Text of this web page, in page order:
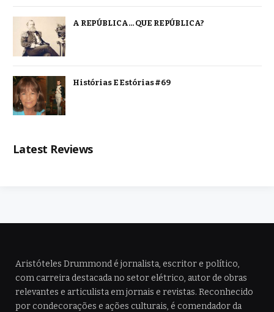
A REPÚBLICA… QUE REPÚBLICA?
Histórias E Estórias #69
Latest Reviews
Aristóteles Drummond é jornalista, escritor e político,
com carreira destacada no setor elétrico, autor de obras
relevantes e articulista em jornais e revistas. Reconhecido
por condecorações e ações culturais, é comendador da